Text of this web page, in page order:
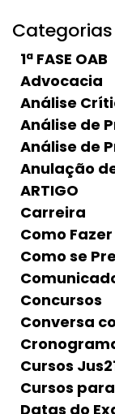
Categorias
1ª FASE OAB
Advocacia
Análise
Análise de
Análise de
Anulação
ARTIGO
Carreira
Como
Como se
Concursos
Conversa
Cursos
Cursos
Datas do